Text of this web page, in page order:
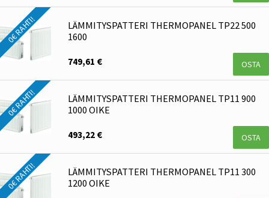
0€ RAHTI!
LÄMMITYSPATTERI THERMOPANEL TP22 500
1600
749,61 € OSTA
0€ RAHTI!
LÄMMITYSPATTERI THERMOPANEL TP11 900
1000 OIKE
493,22 € OSTA
0€ RAHTI!
LÄMMITYSPATTERI THERMOPANEL TP11 300
1200 OIKE